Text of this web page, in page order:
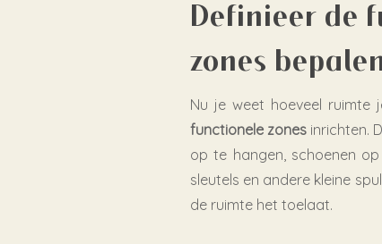
Definieer de
zones
Nu je weet hoeveel ruimte
functionele zones inrichten.
op te hangen, schoenen
sleutels en andere kleine
de ruimte het toelaat.